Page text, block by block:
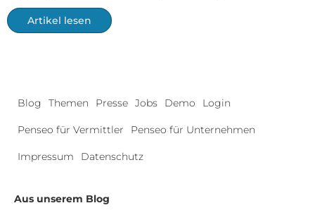
Artikel lesen
Blog Themen Presse Jobs Demo Login
Penseo für Vermittler Penseo für Unternehmen
Impressum Datenschutz
Aus unserem Blog